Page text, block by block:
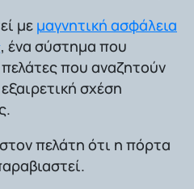
με μαγνητική ασφάλεια
, ένα σύστημα που
που αναζητούν
σχέση
πελάτη ότι η πόρτα